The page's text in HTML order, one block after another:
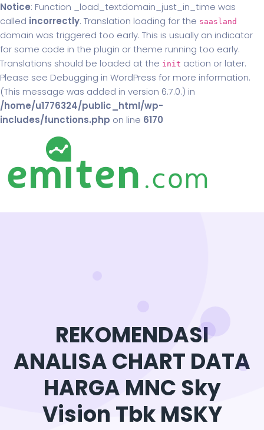
Notice: Function _load_textdomain_just_in_time was
called incorrectly. Translation loading for the saasland
domain was triggered too early. This is usually an indicator
for some code in the plugin or theme running too early.
Translations should be loaded at the init action or later.
Please see Debugging in WordPress for more information.
(This message was added in version 6.7.0.) in
/home/u1776324/public_html/wp-
includes/functions.php on line 6170
REKOMENDASI
ANALISA CHART DATA
HARGA MNC Sky
Vision Tbk MSKY